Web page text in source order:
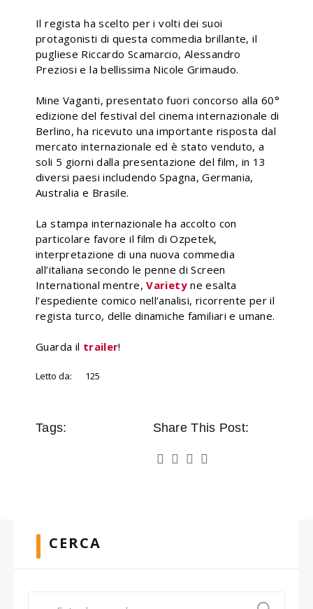
Il regista ha scelto per i volti dei suoi
protagonisti di questa commedia brillante, il
pugliese Riccardo Scamarcio, Alessandro
Preziosi e la bellissima Nicole Grimaudo.
Mine Vaganti, presentato fuori concorso alla 60°
edizione del festival del cinema internazionale di
Berlino, ha ricevuto una importante risposta dal
mercato internazionale ed è stato venduto, a
soli 5 giorni dalla presentazione del film, in 13
diversi paesi includendo Spagna, Germania,
Australia e Brasile.
La stampa internazionale ha accolto con
particolare favore il film di Ozpetek,
interpretazione di una nuova commedia
all’italiana secondo le penne di Screen
International mentre,Varietyne esalta
l’espediente comico nell’analisi, ricorrente per il
regista turco, delle dinamiche familiari e umane.
Guarda il trailer!
Letto da: 125
Tags: Share This Post:
CERCA